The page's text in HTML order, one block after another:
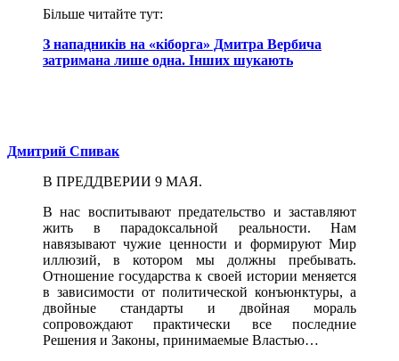
Більше читайте тут:
З нападників на «кіборга» Дмитра Вербича
затримана лише одна. Інших шукають
Дмитрий Спивак
В ПРЕДДВЕРИИ 9 МАЯ.
В нас воспитывают предательство и заставляют
жить в парадоксальной реальности. Нам
навязывают чужие ценности и формируют Мир
иллюзий, в котором мы должны пребывать.
Отношение государства к своей истории меняется
в зависимости от политической конъюнктуры, а
двойные стандарты и двойная мораль
сопровождают практически все последние
Решения и Законы, принимаемые Властью…